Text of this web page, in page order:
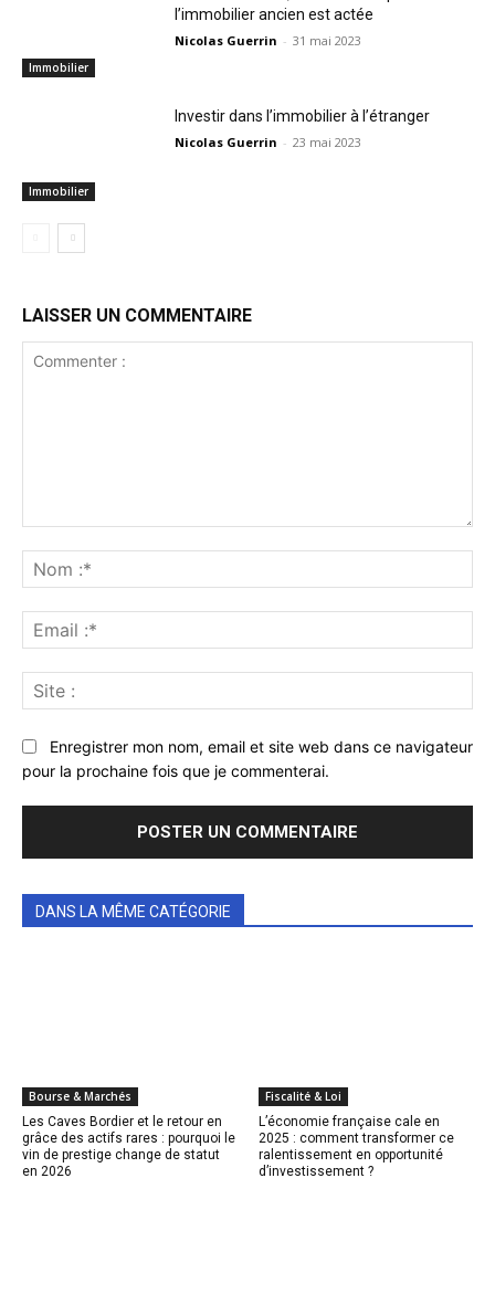
Immobilier
l’immobilier ancien est actée
Nicolas Guerrin - 31 mai 2023
Immobilier
Investir dans l’immobilier à l’étranger
Nicolas Guerrin - 23 mai 2023
LAISSER UN COMMENTAIRE
:*
:*
:
Enregistrer mon nom, email et site web dans ce navigateur
pour la prochaine fois que je commenterai.
DANS LA MÊME CATÉGORIE
Bourse & Marchés
Les Caves Bordier et le retour en
grâce des actifs rares : pourquoi le
vin de prestige change de statut
en 2026
Fiscalité & Loi
L’économie française cale en
2025 : comment transformer ce
ralentissement en opportunité
d’investissement ?